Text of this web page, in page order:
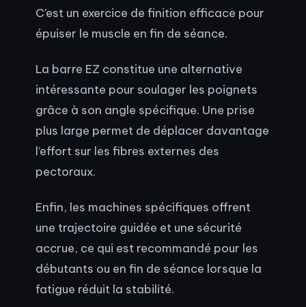
C’est un exercice de finition efficace pour
épuiser le muscle en fin de séance.
La barre EZ constitue une alternative
intéressante pour soulager les poignets
grâce à son angle spécifique. Une prise
plus large permet de déplacer davantage
l’effort sur les fibres externes des
pectoraux.
Enfin, les machines spécifiques offrent
une trajectoire guidée et une sécurité
accrue, ce qui est recommandé pour les
débutants ou en fin de séance lorsque la
fatigue réduit la stabilité.